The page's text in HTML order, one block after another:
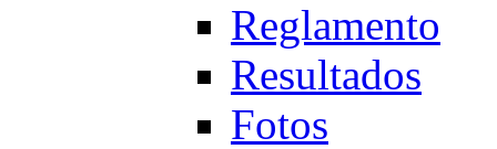
Reglamento
Resultados
Fotos